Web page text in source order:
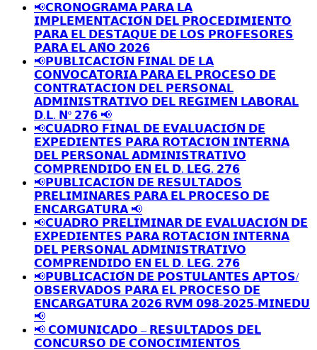
📢𝗖𝗥𝗢𝗡𝗢𝗚𝗥𝗔𝗠𝗔 𝗣𝗔𝗥𝗔 𝗟𝗔
𝗜𝗠𝗣𝗟𝗘𝗠𝗘𝗡𝗧𝗔𝗖𝗜𝗢́𝗡 𝗗𝗘𝗟 𝗣𝗥𝗢𝗖𝗘𝗗𝗜𝗠𝗜𝗘𝗡𝗧𝗢
𝗣𝗔𝗥𝗔 𝗘𝗟 𝗗𝗘𝗦𝗧𝗔𝗤𝗨𝗘 𝗗𝗘 𝗟𝗢𝗦 𝗣𝗥𝗢𝗙𝗘𝗦𝗢𝗥𝗘𝗦
𝗣𝗔𝗥𝗔 𝗘𝗟 𝗔𝗡̃𝗢 𝟮𝟬𝟮𝟲
📢𝗣𝗨𝗕𝗟𝗜𝗖𝗔𝗖𝗜𝗢́𝗡 𝗙𝗜𝗡𝗔𝗟 𝗗𝗘 𝗟𝗔
𝗖𝗢𝗡𝗩𝗢𝗖𝗔𝗧𝗢𝗥𝗜𝗔 𝗣𝗔𝗥𝗔 𝗘𝗟 𝗣𝗥𝗢𝗖𝗘𝗦𝗢 𝗗𝗘
𝗖𝗢𝗡𝗧𝗥𝗔𝗧𝗔𝗖𝗜𝗢𝗡 𝗗𝗘𝗟 𝗣𝗘𝗥𝗦𝗢𝗡𝗔𝗟
𝗔𝗗𝗠𝗜𝗡𝗜𝗦𝗧𝗥𝗔𝗧𝗜𝗩𝗢 𝗗𝗘𝗟 𝗥𝗘𝗚𝗜𝗠𝗘𝗡 𝗟𝗔𝗕𝗢𝗥𝗔𝗟
𝗗.𝗟. 𝗡º 𝟮𝟳𝟲 📢
📢𝗖𝗨𝗔𝗗𝗥𝗢 𝗙𝗜𝗡𝗔𝗟 𝗗𝗘 𝗘𝗩𝗔𝗟𝗨𝗔𝗖𝗜𝗢́𝗡 𝗗𝗘
𝗘𝗫𝗣𝗘𝗗𝗜𝗘𝗡𝗧𝗘𝗦 𝗣𝗔𝗥𝗔 𝗥𝗢𝗧𝗔𝗖𝗜𝗢́𝗡 𝗜𝗡𝗧𝗘𝗥𝗡𝗔
𝗗𝗘𝗟 𝗣𝗘𝗥𝗦𝗢𝗡𝗔𝗟 𝗔𝗗𝗠𝗜𝗡𝗜𝗦𝗧𝗥𝗔𝗧𝗜𝗩𝗢
𝗖𝗢𝗠𝗣𝗥𝗘𝗡𝗗𝗜𝗗𝗢 𝗘𝗡 𝗘𝗟 𝗗. 𝗟𝗘𝗚. 𝟮𝟳𝟲
📢𝗣𝗨𝗕𝗟𝗜𝗖𝗔𝗖𝗜𝗢́𝗡 𝗗𝗘 𝗥𝗘𝗦𝗨𝗟𝗧𝗔𝗗𝗢𝗦
𝗣𝗥𝗘𝗟𝗜𝗠𝗜𝗡𝗔𝗥𝗘𝗦 𝗣𝗔𝗥𝗔 𝗘𝗟 𝗣𝗥𝗢𝗖𝗘𝗦𝗢 𝗗𝗘
𝗘𝗡𝗖𝗔𝗥𝗚𝗔𝗧𝗨𝗥𝗔 📢
📢𝗖𝗨𝗔𝗗𝗥𝗢 𝗣𝗥𝗘𝗟𝗜𝗠𝗜𝗡𝗔𝗥 𝗗𝗘 𝗘𝗩𝗔𝗟𝗨𝗔𝗖𝗜𝗢́𝗡 𝗗𝗘
𝗘𝗫𝗣𝗘𝗗𝗜𝗘𝗡𝗧𝗘𝗦 𝗣𝗔𝗥𝗔 𝗥𝗢𝗧𝗔𝗖𝗜𝗢́𝗡 𝗜𝗡𝗧𝗘𝗥𝗡𝗔
𝗗𝗘𝗟 𝗣𝗘𝗥𝗦𝗢𝗡𝗔𝗟 𝗔𝗗𝗠𝗜𝗡𝗜𝗦𝗧𝗥𝗔𝗧𝗜𝗩𝗢
𝗖𝗢𝗠𝗣𝗥𝗘𝗡𝗗𝗜𝗗𝗢 𝗘𝗡 𝗘𝗟 𝗗. 𝗟𝗘𝗚. 𝟮𝟳𝟲
📢𝗣𝗨𝗕𝗟𝗜𝗖𝗔𝗖𝗜𝗢́𝗡 𝗗𝗘 𝗣𝗢𝗦𝗧𝗨𝗟𝗔𝗡𝗧𝗘𝗦 𝗔𝗣𝗧𝗢𝗦/
𝗢𝗕𝗦𝗘𝗥𝗩𝗔𝗗𝗢𝗦 𝗣𝗔𝗥𝗔 𝗘𝗟 𝗣𝗥𝗢𝗖𝗘𝗦𝗢 𝗗𝗘
𝗘𝗡𝗖𝗔𝗥𝗚𝗔𝗧𝗨𝗥𝗔 𝟮𝟬𝟮𝟲 𝗥𝗩𝗠 𝟬𝟵𝟴-𝟮𝟬𝟮𝟱-𝗠𝗜𝗡𝗘𝗗𝗨
📢
📢 𝗖𝗢𝗠𝗨𝗡𝗜𝗖𝗔𝗗𝗢 – 𝗥𝗘𝗦𝗨𝗟𝗧𝗔𝗗𝗢𝗦 𝗗𝗘𝗟
𝗖𝗢𝗡𝗖𝗨𝗥𝗦𝗢 𝗗𝗘 𝗖𝗢𝗡𝗢𝗖𝗜𝗠𝗜𝗘𝗡𝗧𝗢𝗦